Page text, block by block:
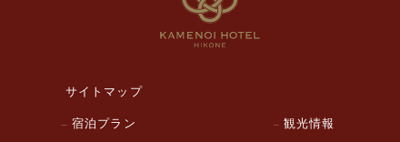
サイトマップ
宿泊プラン 観光情報